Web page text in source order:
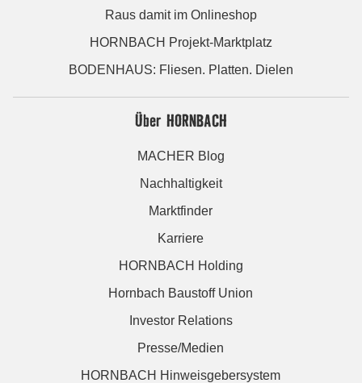
Raus damit im Onlineshop
HORNBACH Projekt-Marktplatz
BODENHAUS: Fliesen. Platten. Dielen
Über HORNBACH
MACHER Blog
Nachhaltigkeit
Marktfinder
Karriere
HORNBACH Holding
Hornbach Baustoff Union
Investor Relations
Presse/Medien
HORNBACH Hinweisgebersystem